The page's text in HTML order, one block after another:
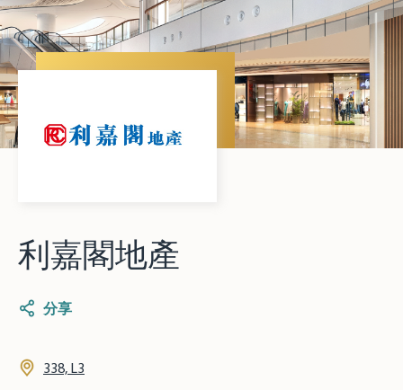
利嘉閣地產
分享
338, L3